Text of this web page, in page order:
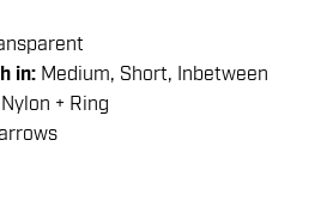
in: Medium, Short, Inbetween
Nylon + Ring